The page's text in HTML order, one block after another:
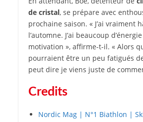
de cristal, se prépare avec
prochaine saison. « J’ai vraiment
l’automne. J’ai beaucoup
motivation », affirme-t-il. « Alors
pourraient être un peu fatigués
peut dire je viens juste de
Credits
Nordic Mag | N°1 Biathlon |